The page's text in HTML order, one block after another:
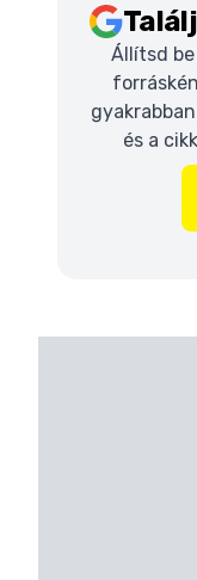
Állítsd
és a